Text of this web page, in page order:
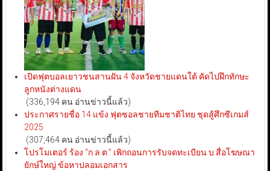
เปิดฟุตบอลเยาวชนสานฝัน 4 จังหวัดชายแดนใต้ คัดไปฝึกทักษะ
ลูกหนังต่างแดน
(336,194 คน อ่านข่าวนี้แล้ว)
ประกาศรายชื่อ 14 แข้ง ฟุตซอลชายทีมชาติไทย ชุดสู้ศึกซีเกมส์
2025
(307,464 คน อ่านข่าวนี้แล้ว)
โปรโมเตอร์ ร้อง “ก.ล.ต.” เพิกถอนการรับจดทะเบียน บ.สื่อโฆษณา
ยักษ์ใหญ่ ข้อหาปลอมเอกสาร